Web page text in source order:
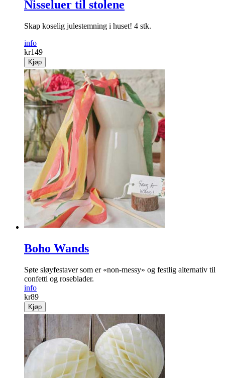
Nisseluer til stolene
Skap koselig julestemning i huset! 4 stk.
info
kr149
Kjøp
Boho Wands
Søte sløyfestaver som er «non-messy» og festlig alternativ til
confetti og roseblader.
info
kr89
Kjøp